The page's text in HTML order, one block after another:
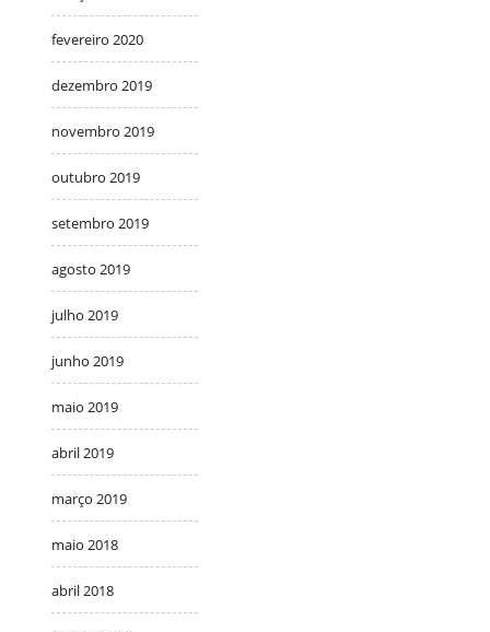
fevereiro 2020
dezembro 2019
novembro 2019
outubro 2019
setembro 2019
agosto 2019
julho 2019
junho 2019
maio 2019
abril 2019
março 2019
maio 2018
abril 2018